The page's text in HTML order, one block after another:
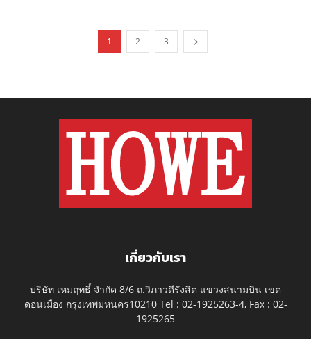
1 2 3
เกี่ยวกับเรา
บริษัท เหมฤทธิ์ จำกัด 8/6 ถ.วิภาวดีรังสิต แขวงสนามบิน เขต
ดอนเมือง กรุงเทพมหนคร10210 Tel : 02-1925263-4, Fax : 02-
1925265